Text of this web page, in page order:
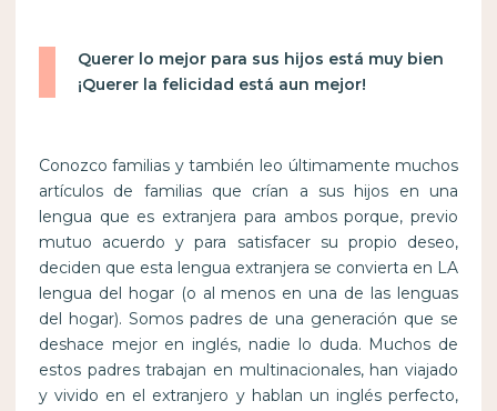
Querer lo mejor para sus hijos está muy bien
¡Querer la felicidad está aun mejor!
Conozco familias y también leo últimamente muchos
artículos de familias que crían a sus hijos en una
lengua que es extranjera para ambos porque, previo
mutuo acuerdo y para satisfacer su propio deseo,
deciden que esta lengua extranjera se convierta en LA
lengua del hogar (o al menos en una de las lenguas
del hogar). Somos padres de una generación que se
deshace mejor en inglés, nadie lo duda. Muchos de
estos padres trabajan en multinacionales, han viajado
y vivido en el extranjero y hablan un inglés perfecto,